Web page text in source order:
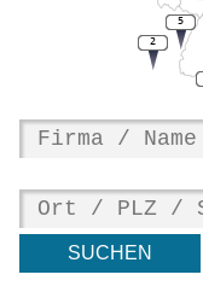
2
5